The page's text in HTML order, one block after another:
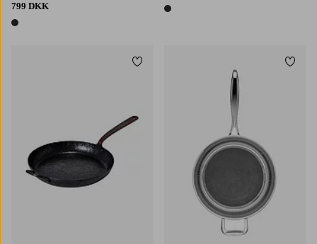
799 DKK
1 farve
1 farve
Tilføj til favoritter